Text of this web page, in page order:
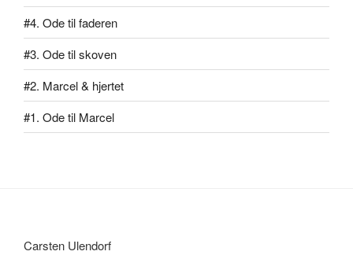
#4. Ode til faderen
#3. Ode til skoven
#2. Marcel & hjertet
#1. Ode til Marcel
Carsten Ulendorf